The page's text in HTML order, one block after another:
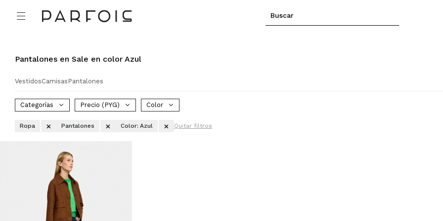

Pantalones en Sale en color Azul
VestidosCamisas Pantalones
Categorías Precio (PYG) Color
Ropa Pantalones Color: Azul Quitar filtros